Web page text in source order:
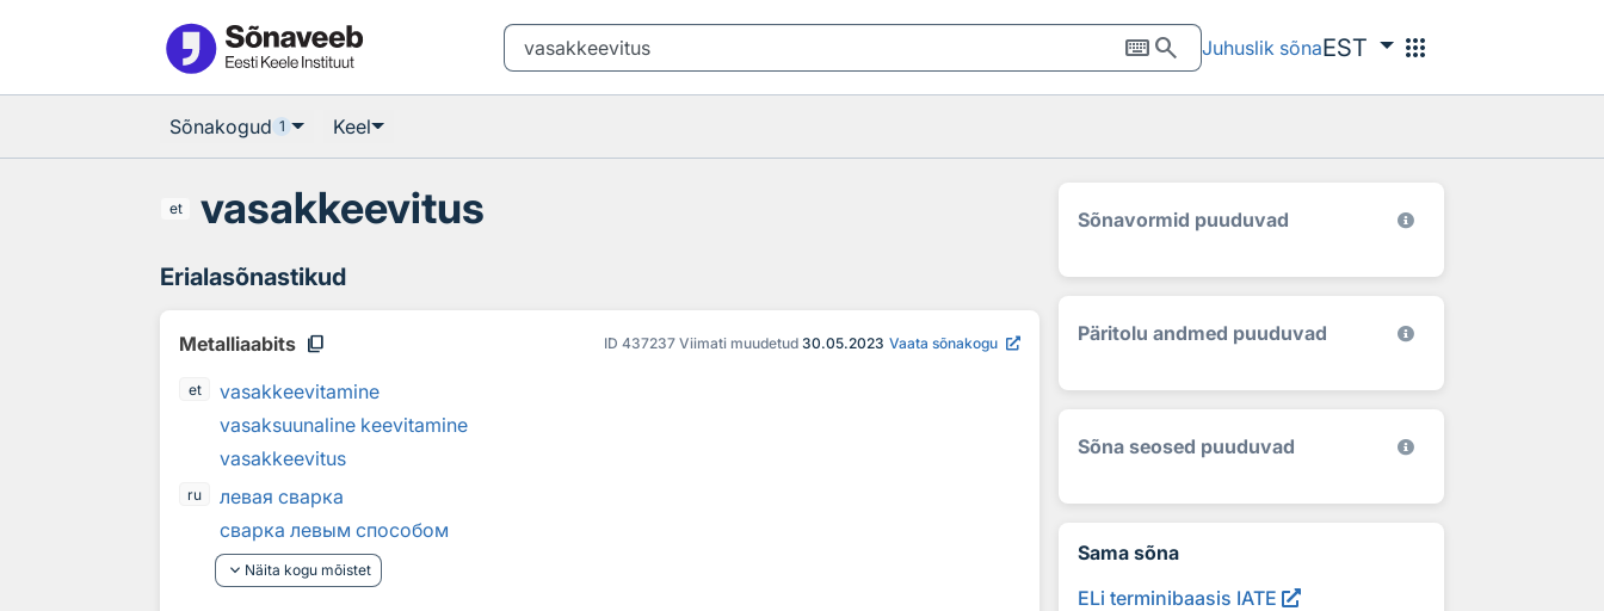
keyboardsearch Juhuslik sõnaEST apps
Sõnakogud 1 Keel
et vasakkeevitus
Erialasõnastikud
Metalliaabits content_copy ID 437237 Viimati muudetud 30.05.2023 Vaata sõnakogu
et
vasakkeevitamine
vasaksuunaline keevitamine
vasakkeevitus
ru
левая сварка
сварка левым способом
keyboard_arrow_down Näita kogu mõistet
Sõnavormid puuduvad
Päritolu andmed puuduvad
Sõna seosed puuduvad
Sama sõna
ELi terminibaasis IATE